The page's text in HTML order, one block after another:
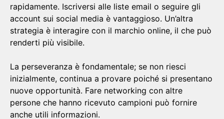
rapidamente. Iscriversi alle liste email o seguire gli
account sui social media è vantaggioso. Un’altra
strategia è interagire con il marchio online, il che può
renderti più visibile.
La perseveranza è fondamentale; se non riesci
inizialmente, continua a provare poiché si presentano
nuove opportunità. Fare networking con altre
persone che hanno ricevuto campioni può fornire
anche utili informazioni.